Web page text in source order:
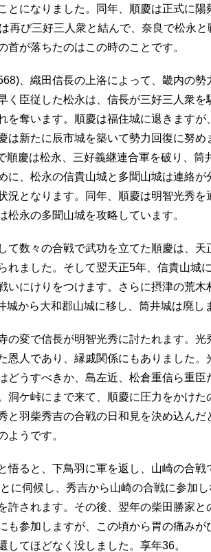
とになりました。同年、順慶は正式に陽
再び三好三人衆と結んで、奈良で松永
首が落ちたのはこの時のことです。
、織田信長の上洛によって、畿内の勢
く臣従した松永は、信長が三好三人衆
を奪います。順慶は福住城に退きますが
は新たに辰市城を築いて勢力回復に努め
順慶は松永、三好義継連合軍を破り、筒
に、松永の信貴山城と多聞山城は連絡が
況となります。同年、順慶は明智光秀を
松永の多聞山城を攻略しています。
て数々の合戦で武功を立てた順慶は、天
れました。そして翌天正5年、信貴山城
いにけりをつけます。さらに摂津の荒木
城から大和郡山城に移し、筒井城は廃し
の変で信長が明智光秀に討たれます。
恩人であり、縁戚関係にもありました。
どうすべきか、島左近、松倉重信ら重臣
洞ケ峠にまで来て、順慶に圧力をかけた
と羽柴秀吉の合戦の日和見を決め込んだ
ようです。
悟ると、下鳥羽に軍を返し、山崎の合戦
に伺候し、秀吉から山崎の合戦に参加
許されます。その後、翌年の柴田勝家と
も参加しますが、この頃から胃の痛みが
してほどなく没しました。享年36。